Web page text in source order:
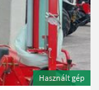
Használt gép